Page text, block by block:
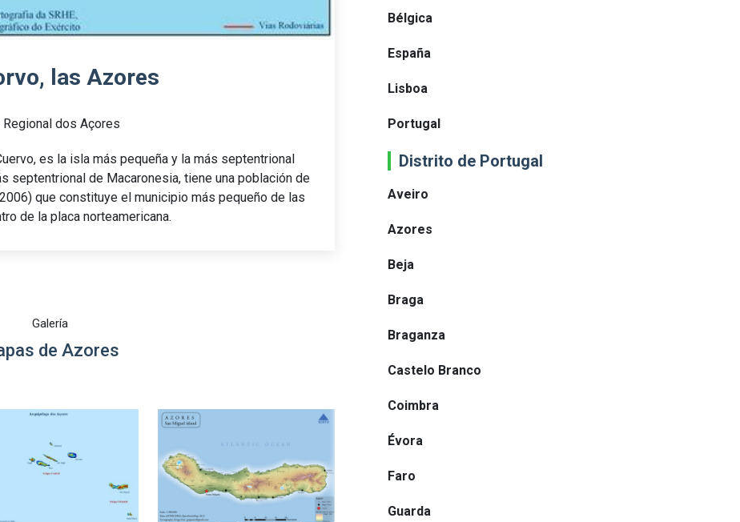
las Azores
Regional dos Açores
es la isla más pequeña y la más septentrional
septentrional de Macaronesia, tiene una población de
que constituye el municipio más pequeño de las
de la placa norteamericana.
Galería
de Azores
Bélgica
España
Lisboa
Portugal
Distrito de Portugal
Aveiro
Azores
Beja
Braga
Braganza
Castelo Branco
Coimbra
Évora
Faro
Guarda